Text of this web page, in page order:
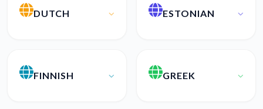
DUTCH ESTONIAN
FINNISH GREEK